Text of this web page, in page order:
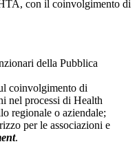
con il coinvolgimento di
della Pubblica
coinvolgimento di
nel processi di Health
regionale o aziendale;
per le associazioni e
.